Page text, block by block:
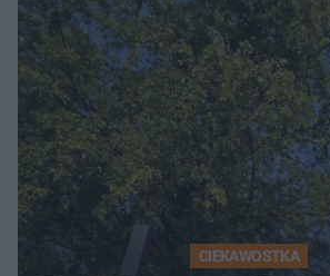
CIEKAWOSTKA